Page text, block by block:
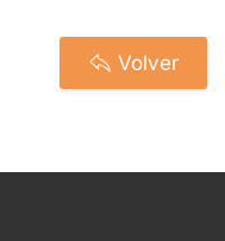
Volver